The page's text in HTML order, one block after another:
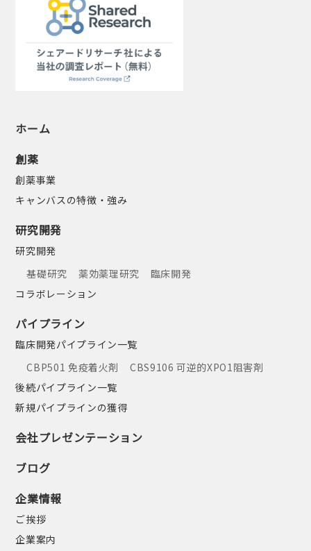
ホーム
創薬
創薬事業
キャンバスの特徴・強み
研究開発
研究開発
基礎研究
薬効薬理研究
臨床開発
コラボレーション
パイプライン
臨床開発パイプライン一覧
CBP501 免疫着火剤
CBS9106 可逆的XPO1阻害剤
後続パイプライン一覧
新規パイプラインの獲得
会社プレゼンテーション
ブログ
企業情報
ご挨拶
企業案内